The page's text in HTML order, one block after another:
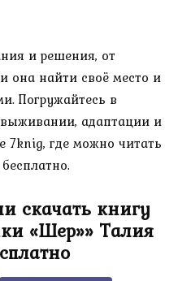
и решения, от
она найти своё место и
Погружайтесь в
адаптации и
7knig, где можно читать
скачать книгу
«Шер»» Талия